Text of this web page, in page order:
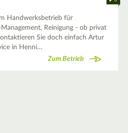
Handwerksbetrieb für
Reinigung - ob privat
Sie doch einfach Artur
in Henni…
Zum Betrieb